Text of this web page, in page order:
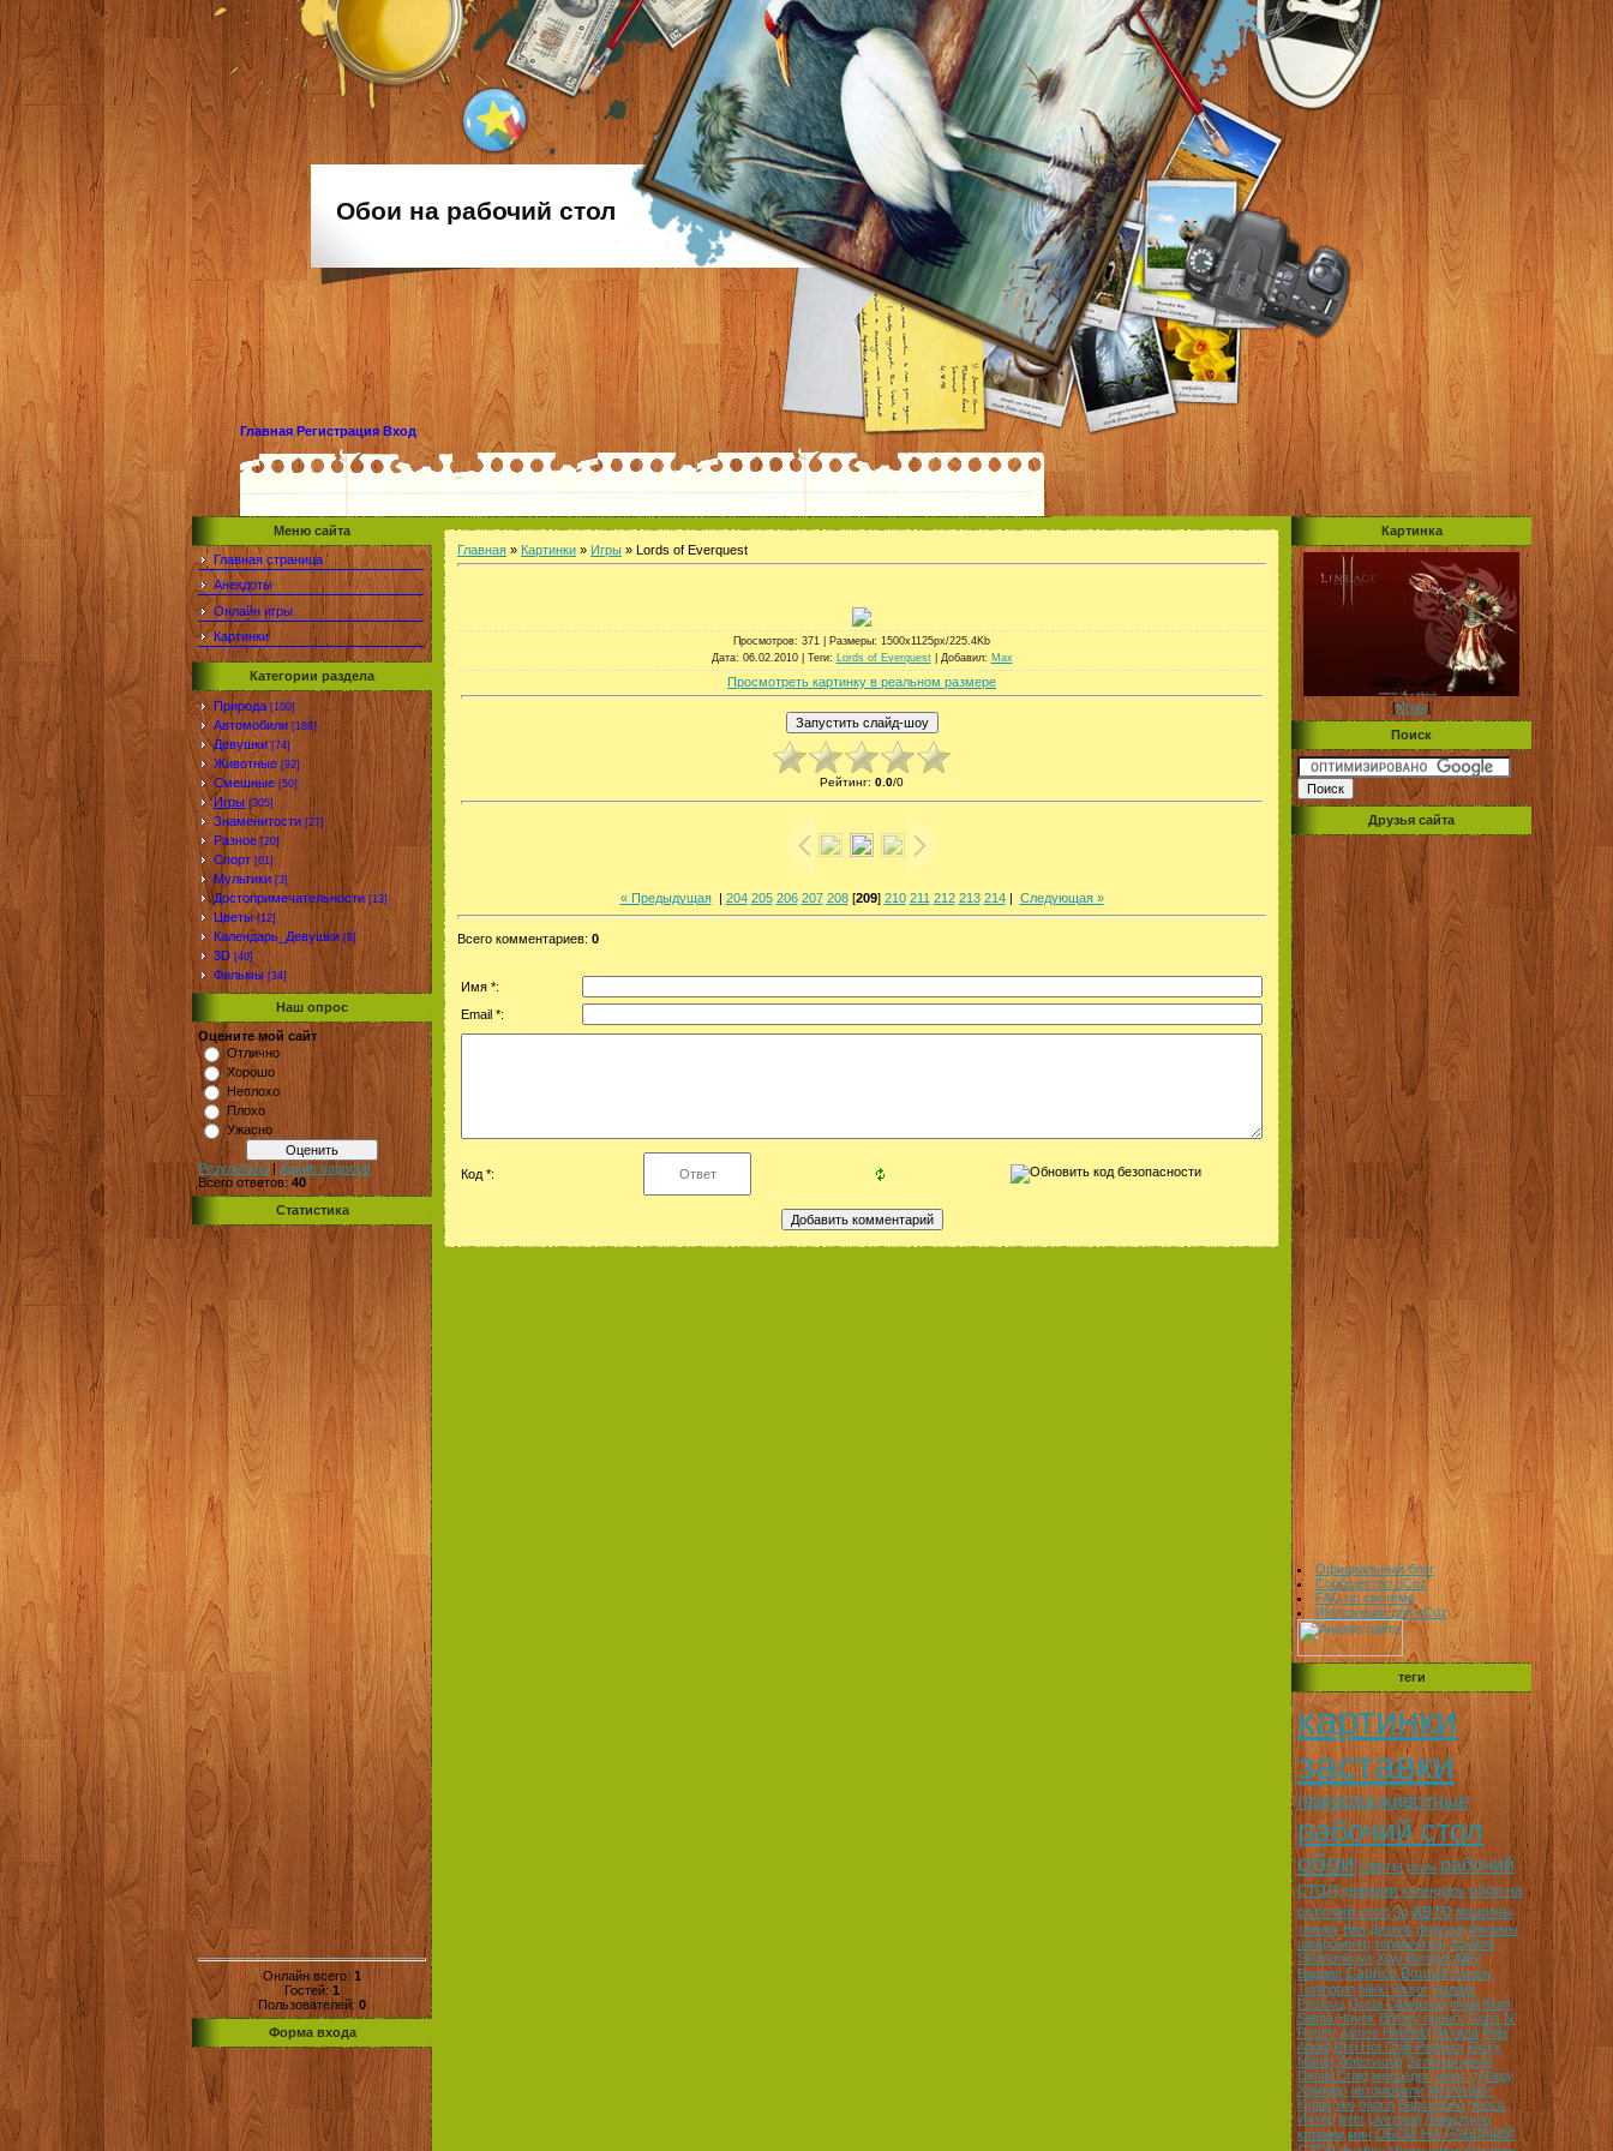
Обои на рабочий стол
Главная Регистрация Вход
Меню сайта
Главная страница
Анекдоты
Онлайн игры
Картинки
Категории раздела
Природа [100]
Автомобили [188]
Девушки [74]
Животные [92]
Смешные [50]
Игры [305]
Знаменитости [27]
Разное [20]
Спорт [61]
Мультики [3]
Достопримечательности [13]
Цветы [12]
Календарь_Девушки [8]
3D [40]
Фильмы [34]
Наш опрос
Оцените мой сайт
Отлично
Хорошо
Неплохо
Плохо
Ужасно
Результаты | Архив опросов
Всего ответов: 40
Статистика
Онлайн всего: 1
Гостей: 1
Пользователей: 0
Форма входа
Главная » Картинки » Игры » Lords of Everquest
Просмотров: 371 | Размеры: 1500x1125px/225.4Kb
Дата: 06.02.2010 | Теги: Lords of Everquest| Добавил: Max
Просмотреть картинку в реальном размере
Рейтинг: 0.0/0
« Предыдущая| 204 205 206 207 208[209] 210 211 212 213 214| Следующая »
Всего комментариев: 0
Имя *:
Email *:
Код *:
Картинка
[Игры]
Поиск
Друзья сайта
Официальный блог
Сообщество uCoz
FAQ по системе
Инструкции для uCoz
теги
картинки
заставки
природаживотные
рабочий стол
обои Цветы розы рабочий
стол девушки календарь обои на
робочий стол 3d авто машины
тюнинг Вин Дизель форсаж Фильмы
шварцнегер терминатор Adriana
Sklenarikova Xojo BurngotAlley
Baggett Caprice Bourett Christy
Turlington Nikki Visser Daniela
Pestova Greta Caiwasoni Heidi Klum
Salma Hayek Britney spears Guns N'
Roses James Hettfield Nirvana Pola
Abdul Red Hot Chilli Peppers Ricky
Martin Waterworld Зеленая миля
Denial Craig мерседес мерс субару
Хаммер автомобили Металлист
Кубок мю барса Барселона Челси
Интер Inter Liverpool Ливерпуль
кртинки мяч ОБОИ НА РАБОЧИЙ